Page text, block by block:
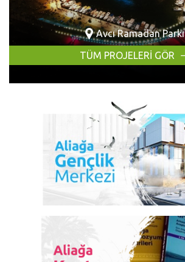
Avcı Ramadan Parkı
TÜM PROJELERİ GÖR